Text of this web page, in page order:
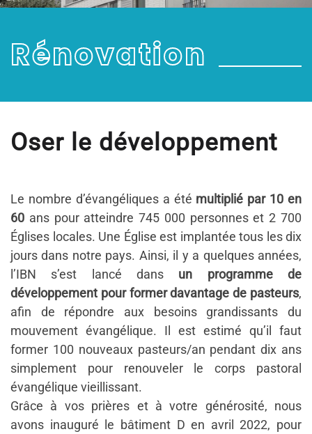
Rénovation
Oser le développement
Le nombre d’évangéliques a été multiplié par 10 en
60 ans pour atteindre745 000 personnes et 2700
Églises locales. Une Église est implantée tous les dix
jours dans notre pays. Ainsi, il y a quelques années,
l’IBN s’est lancé dans un programme de
développement pourformer davantage de pasteurs,
afin de
répondre aux besoins grandissants du
mouvement évangélique. Il est estimé qu’il faut
former 100 nouveaux pasteurs/an pendant dix ans
simpement pour renouveler le corps
pastoral
évangélique vieillissant.
Grâce à vos prières et à votre générosité, nous
avons inauguré
le bâtiment D en avril 2022, pour